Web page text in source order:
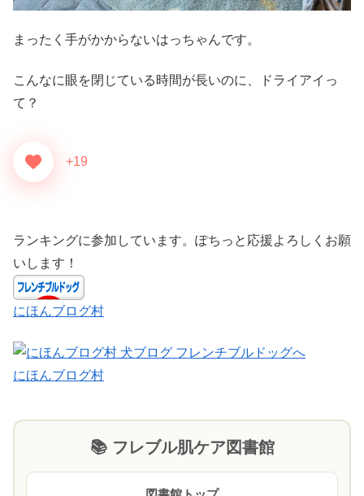
まったく手がかからないはっちゃんです。
こんなに眼を閉じている時間が長いのに、ドライアイっ
て？
+19
ランキングに参加しています。ぽちっと応援よろしくお願
いします！
にほんブログ村
にほんブログ村
📚 フレブル肌ケア図書館